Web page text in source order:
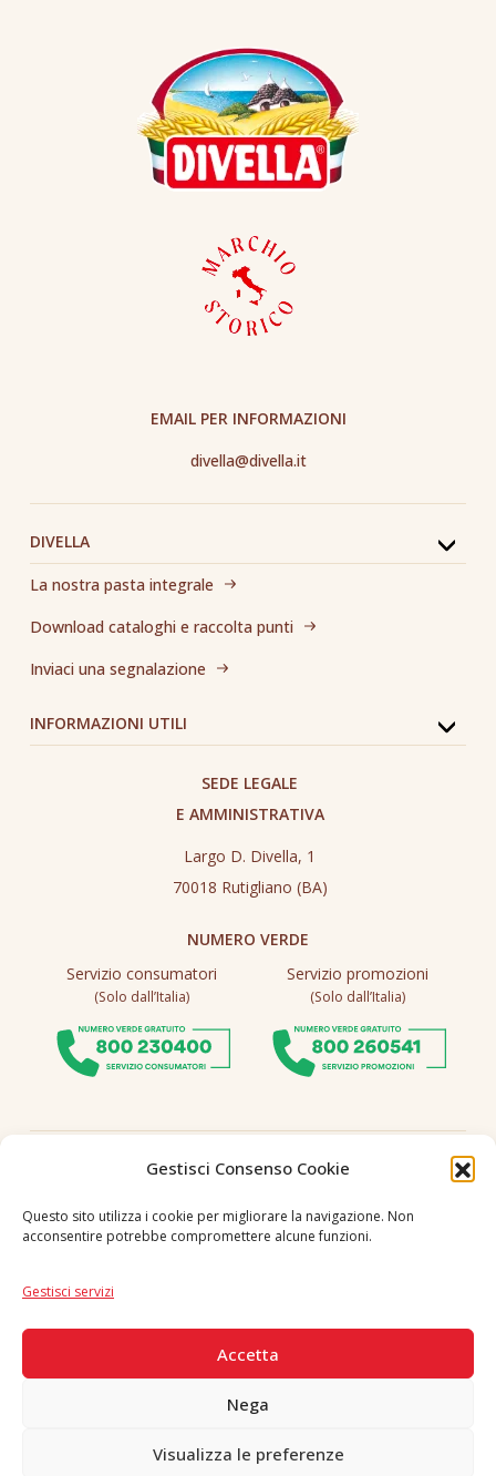
Gestisci Consenso Cookie
Questo sito utilizza i cookie per migliorare la navigazione. Non
acconsentire potrebbe compromettere alcune funzioni.
Gestisci servizi
Accetta
Nega
Visualizza le preferenze
DIVELLA
La nostra pasta integrale
Download cataloghi e raccolta punti
Inviaci una segnalazione
INFORMAZIONI UTILI
EMAIL PER INFORMAZIONI
divella@divella.it
SEDE LEGALE
E AMMINISTRATIVA
Largo D. Divella, 1
70018 Rutigliano (BA)
NUMERO VERDE
Servizio consumatori
(Solo dall’Italia)
Servizio promozioni
(Solo dall’Italia)
Seguici
Copyright © 2026 F. Divella S.p.A. - P.IVA 00257660720 - REA: 35658